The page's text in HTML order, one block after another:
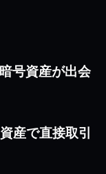
号資産が出会
産で直接取引